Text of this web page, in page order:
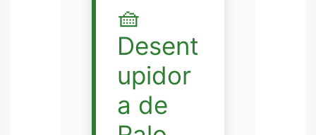
🧺
Desent
upidor
a de